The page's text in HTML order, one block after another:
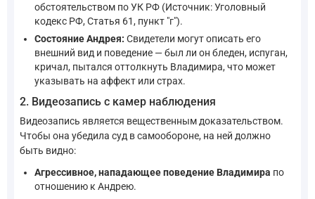
обстоятельством по УК РФ (Источник: Уголовный
кодекс РФ, Статья 61, пункт "г").
Состояние Андрея: Свидетели могут описать его
внешний вид и поведение — был ли он бледен, испуган,
кричал, пытался оттолкнуть Владимира, что может
указывать на аффект или страх.
2. Видеозапись с камер наблюдения
Видеозапись является вещественным доказательством.
Чтобы она убедила суд в самообороне, на ней должно
быть видно:
Агрессивное, нападающее поведение Владимира по
отношению к Андрею.